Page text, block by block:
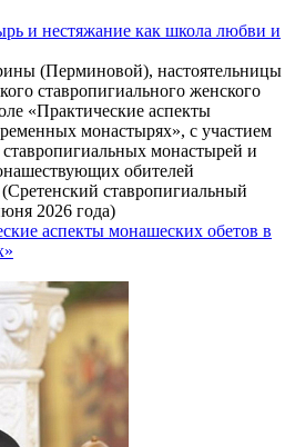
и нестяжание как школа любви и
(Перминовой), настоятельницы
ставропигиального женского
«Практические аспекты
монастырях», с участием
монастырей и
обителей
ставропигиальный
2026 года)
аспекты монашеских обетов в